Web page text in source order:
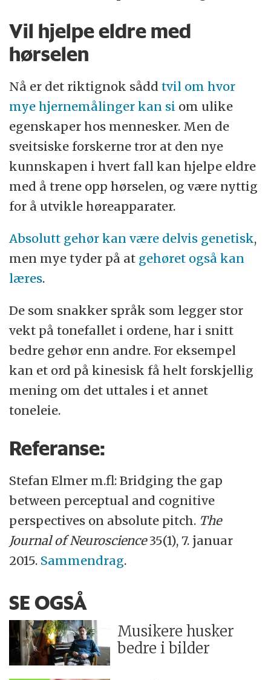
Vil hjelpe eldre med
hørselen
Nå er det riktignok såddtvil om hvor
mye hjernemålinger kan si om ulike
egenskaper hos mennesker. Men de
sveitsiske forskerne tror at den nye
kunnskapen i hvert fall kan hjelpe eldre
med å trene opp hørselen, og være nyttig
for å utvikle høreapparater.
Absolutt gehør kan være delvis genetisk,
men mye tyder på at gehøret også kan
læres.
De som snakker språk som legger stor
vekt på tonefallet i ordene, har i snitt
bedre gehør enn andre. For eksempel
kan et ord på kinesisk få helt forskjellig
mening om det uttales i et annet
toneleie.
Referanse:
Stefan Elmer m.fl: Bridging the gap
between perceptual and cognitive
perspectives on absolute pitch. The
Journal of Neuroscience35(1), 7. januar
2015. Sammendrag.
SE OGSÅ
Musikere husker
bedre i bilder